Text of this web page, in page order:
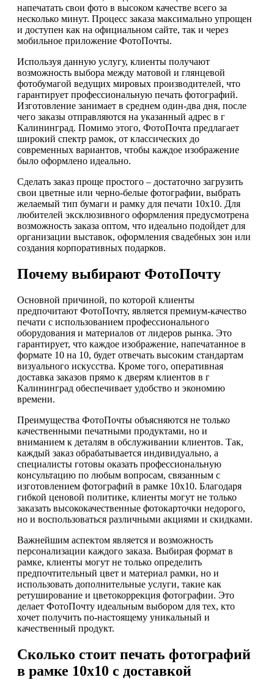
напечатать свои фото в высоком качестве всего за
несколько минут. Процесс заказа максимально упрощен
и доступен как на официальном сайте, так и через
мобильное приложение ФотоПочты.
Используя данную услугу, клиенты получают
возможность выбора между матовой и глянцевой
фотобумагой ведущих мировых производителей, что
гарантирует профессиональную печать фотографий.
Изготовление занимает в среднем один-два дня, после
чего заказы отправляются на указанный адрес в г
Калининград. Помимо этого, ФотоПочта предлагает
широкий спектр рамок, от классических до
современных вариантов, чтобы каждое изображение
было оформлено идеально.
Сделать заказ проще простого – достаточно загрузить
свои цветные или черно-белые фотографии, выбрать
желаемый тип бумаги и рамку для печати 10х10. Для
любителей эксклюзивного оформления предусмотрена
возможность заказа оптом, что идеально подойдет для
организации выставок, оформления свадебных зон или
создания корпоративных подарков.
Почему выбирают ФотоПочту
Основной причиной, по которой клиенты
предпочитают ФотоПочту, является премиум-качество
печати с использованием профессионального
оборудования и материалов от лидеров рынка. Это
гарантирует, что каждое изображение, напечатанное в
формате 10 на 10, будет отвечать высоким стандартам
визуального искусства. Кроме того, оперативная
доставка заказов прямо к дверям клиентов в г
Калининград обеспечивает удобство и экономию
времени.
Преимущества ФотоПочты объясняются не только
качественными печатными продуктами, но и
вниманием к деталям в обслуживании клиентов. Так,
каждый заказ обрабатывается индивидуально, а
специалисты готовы оказать профессиональную
консультацию по любым вопросам, связанным с
изготовлением фотографий в рамке 10х10. Благодаря
гибкой ценовой политике, клиенты могут не только
заказать высококачественные фотокарточки недорого,
но и воспользоваться различными акциями и скидками.
Важнейшим аспектом является и возможность
персонализации каждого заказа. Выбирая формат в
рамке, клиенты могут не только определить
предпочтительный цвет и материал рамки, но и
использовать дополнительные услуги, такие как
ретуширование и цветокоррекция фотографии. Это
делает ФотоПочту идеальным выбором для тех, кто
хочет получить по-настоящему уникальный и
качественный продукт.
Сколько стоит печать фотографий
в рамке 10х10 с доставкой